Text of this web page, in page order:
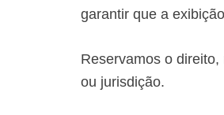
garantir que a
Reservamos o
ou jurisdição.